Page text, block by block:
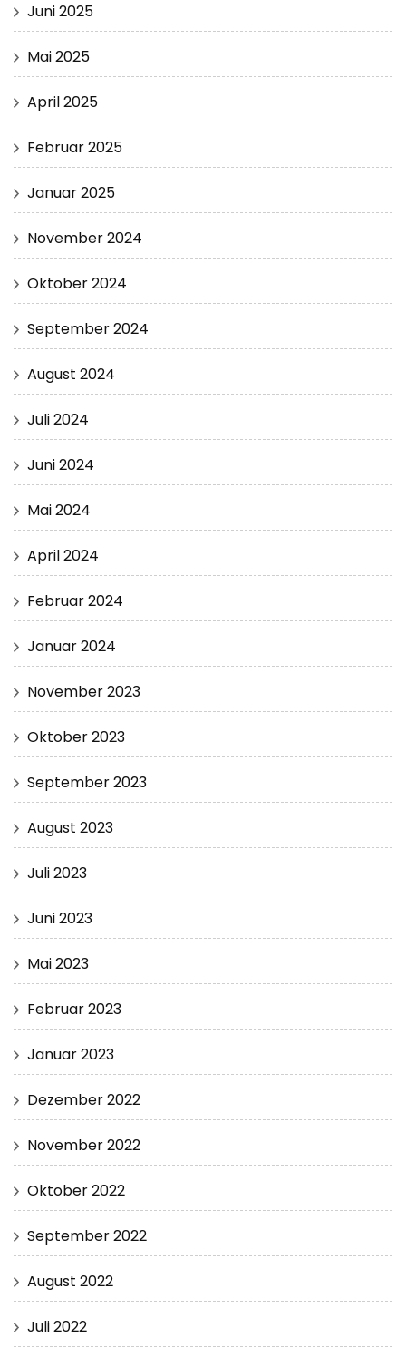
Juni 2025
Mai 2025
April 2025
Februar 2025
Januar 2025
November 2024
Oktober 2024
September 2024
August 2024
Juli 2024
Juni 2024
Mai 2024
April 2024
Februar 2024
Januar 2024
November 2023
Oktober 2023
September 2023
August 2023
Juli 2023
Juni 2023
Mai 2023
Februar 2023
Januar 2023
Dezember 2022
November 2022
Oktober 2022
September 2022
August 2022
Juli 2022